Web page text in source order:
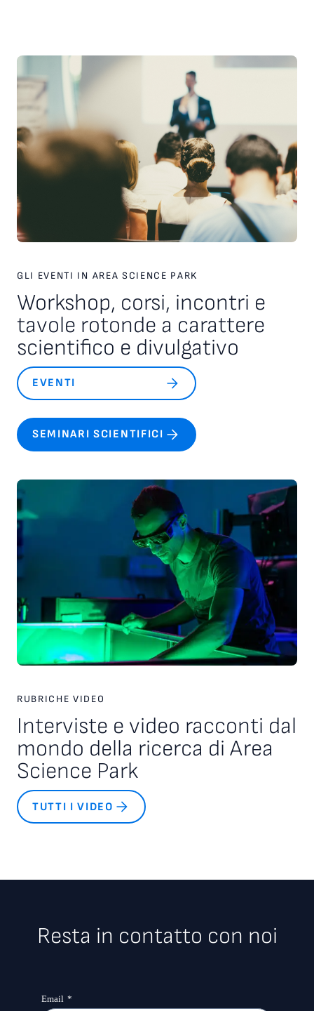
attraverso una piattaforma europea dedicata. Ampio spazio
anche al racconto di esperienze imprenditoriali concrete. In
particolare, è stata condivisa la testimonianza di Paolo Ganis,
CEO di Vitesy, realtà nata a Pordenone che in otto anni ha
costruito un percorso di crescita internazionale fondato su
innovazione, capacità di esecuzione e visione
imprenditoriale. Vitesy rappresenta un esempio concreto di
come una startup deep tech possa crescere, scalare e
competere sui mercati globali, partendo da un territorio e
valorizzando competenze, tecnologie e opportunità offerte
dagli ecosistemi dell’innovazione. Creare le condizioni perché
altre imprese possano intraprendere percorsi di crescita
simili è una delle sfide che Area Science Park intende
contribuire a raccogliere, rafforzando il proprio ruolo a
GLI EVENTI IN AREA SCIENCE PARK
Workshop, corsi, incontri e
tavole rotonde a carattere
scientifico e divulgativo
EVENTI
SEMINARI SCIENTIFICI
RUBRICHE VIDEO
Interviste e video racconti dal
mondo della ricerca di Area
Science Park
TUTTI I VIDEO
Resta in contatto con noi